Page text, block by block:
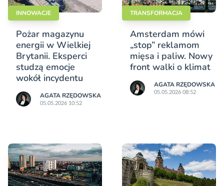
INNOWACJE
Pożar magazynu
energii w Wielkiej
Brytanii. Eksperci
studzą emocje
wokół incydentu
AGATA RZĘDOWSKA
05.05.2026 10:52
TRANSFORMACJA
Amsterdam mówi
„stop” reklamom
mięsa i paliw. Nowy
front walki o klimat
AGATA RZĘDOWSKA
05.05.2026 08:52